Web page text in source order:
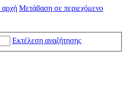
αρχή Μετάβαση σε περιεχόμενο
Εκτέλεση αναζήτησης